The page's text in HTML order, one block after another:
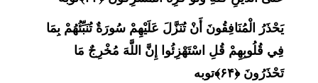
يَحْذَرُ الْمُنَافِقُونَ أَنْ تُنَزَّلَ عَلَيْهِمْ سُورَةٌ تُنَبِّئُهُمْ بِمَا
فِي قُلُوبِهِمْ قُلِ اسْتَهْزِئُوا إِنَّ اللَّهَ مُخْرِجٌ مَا
تَحْذَرُونَ ﴿۶۴﴾
توبه